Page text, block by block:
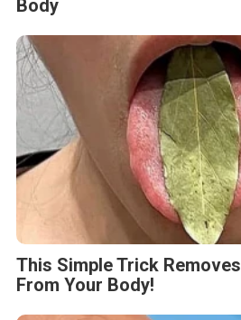
Body
This Simple Trick
From Your Body!